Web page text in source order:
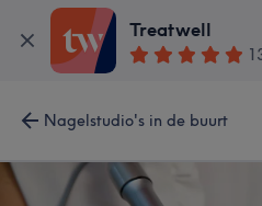
Treatwell
Nagelstudio's in de buurt